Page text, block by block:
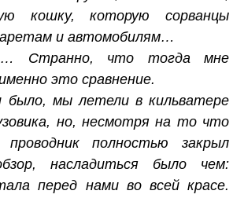
кошку, которую сорванцы
и автомобилям…
Странно, что тогда мне
это сравнение.
мы летели в кильватере
но, несмотря на то что
полностью закрыл
насладиться было чем:
перед нами во всей красе.